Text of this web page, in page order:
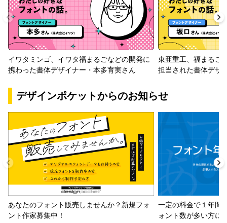
イワタミンゴ、イワタ福まるごなどの開発に
携わった書体デザイナー・本多育実さん
東亜重工、福まるご
担当された書体デザ
デザインポケットからのお知らせ
あなたのフォント販売しませんか？新規フォ
ント作家募集中！
一定の料金で１年間
ォント数が多い方に